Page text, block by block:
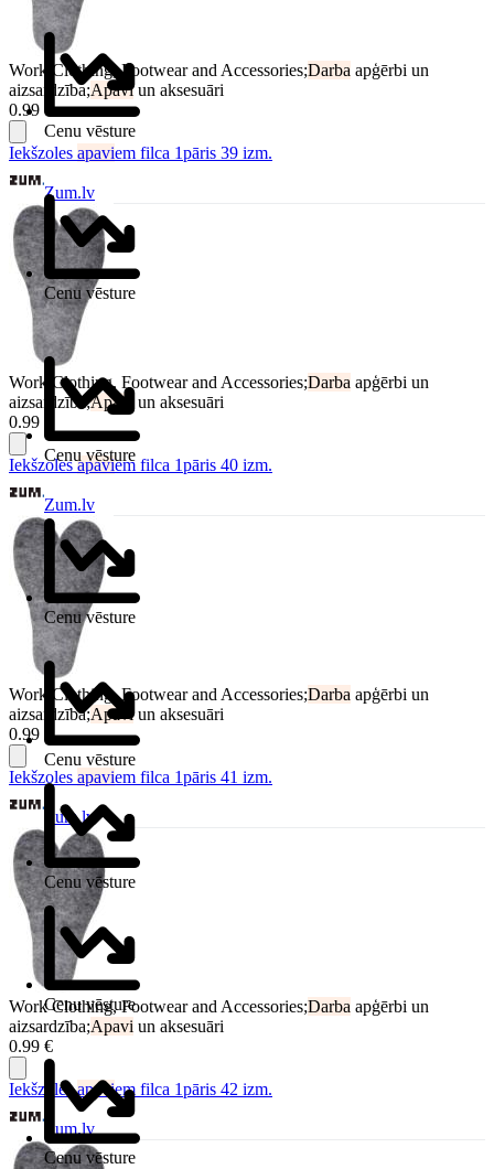
Work Clothing, Footwear and Accessories;Darba apģērbi un
aizsardzība;Apaviun aksesuāri
0.99 €
Iekšzoles apaviem filca 1pāris 39 izm.
Zum.lv
Work Clothing, Footwear and Accessories;Darba apģērbi un
aizsardzība;Apavi
un aksesuāri
0.99 €
Iekšzolesapaviem filca 1pāris 40 izm.
Zum.lv
Work Clothing, Footwear and Accessories;Darba apģērbi un
aizsardzība;Apaviun aksesuāri
0.99 €
Iekšzoles apaviem filca 1pāris 41 izm.
Zum.lv
Work Clothing, Footwear and Accessories;Darba apģērbi un
aizsardzība;Apavi un aksesuāri
0.99 €
Iekšzolesapaviem filca 1pāris 42 izm.
Zum.lv
Cenu vēsture
Cenu vēsture
Cenu vēsture
Cenu vēsture
Cenu vēsture
Cenu vēsture
Cenu vēsture
Cenu vēsture